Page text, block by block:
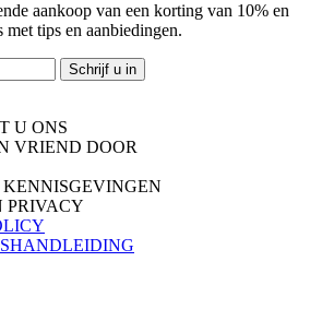
aankoop van een korting van 10% en
met tips en aanbiedingen.
Schrijf u in
U ONS
VRIEND DOOR
KENNISGEVINGEN
PRIVACY